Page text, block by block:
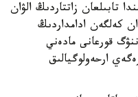
تابىلعان زاتتاردىڭ الۋان
كەلگەن ادامداردىڭ
قورعانى مادەني
ارحەولوگيالىق